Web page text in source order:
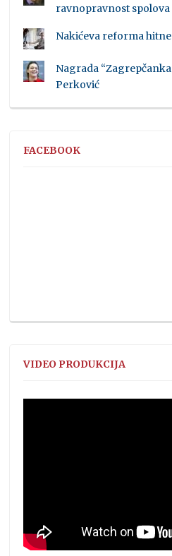
ravnopravnost spolova
Nakićeva reforma
Nagrada
Perković
FACEBOOK
VIDEO PRODUKCIJA